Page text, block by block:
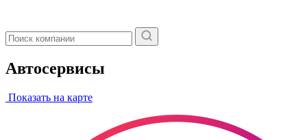
Автосервисы
Показать на карте